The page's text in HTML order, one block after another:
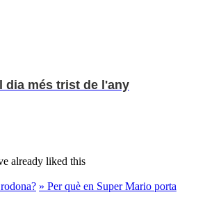
dia més trist de l'any
already liked this
» Per què en Super Mario porta